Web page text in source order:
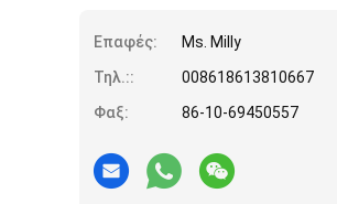
Επαφές:
Ms. Milly
Τηλ.::
008618613810667
Φαξ:
86-10-69450557